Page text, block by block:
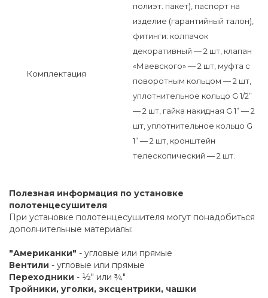
Комплектация
полиэт. пакет), паспорт на
изделие (гарантийный талон),
фитинги: колпачок
декоративный — 2 шт, клапан
«Маевского» — 2 шт, муфта с
поворотным кольцом — 2 шт,
уплотнительное кольцо G 1/2”
— 2 шт, гайка накидная G 1” — 2
шт, уплотнительное кольцо G
1” — 2 шт, кронштейн
телескопический — 2 шт.
Полезная информация по установке
полотенцесушителя
При установке полотенцесушителя могут понадобиться
дополнительные материалы:
"Американки" - угловые или прямые
Вентили - угловые или прямые
Переходники - ½" или ¾"
Тройники, уголки, эксцентрики, чашки